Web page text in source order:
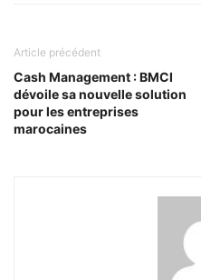
Article précédent
Cash Management : BMCI
dévoile sa nouvelle solution
pour les entreprises
marocaines